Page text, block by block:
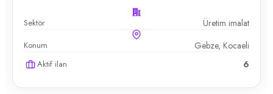
Sektör Üretim imalat
Konum Gebze, Kocaeli
Aktif ilan 6